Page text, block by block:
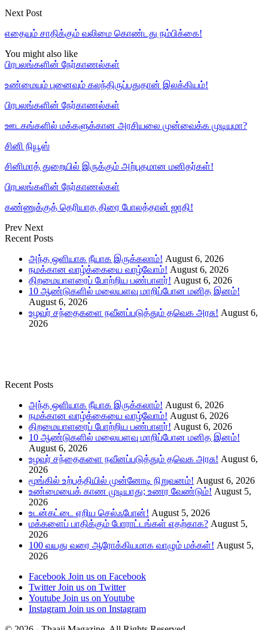
Next Post
எதையும் சாதிக்கும் வலிமை கொண்டது நம்பிக்கை!
You might also like
பிரபலங்களின் நேர்காணல்கள்
உண்மையும் புனைவும் கலந்திருப்பதுதான் இலக்கியம்!
பிரபலங்களின் நேர்காணல்கள்
ஊடகங்களில் மக்களுக்கான அரசியலை முன்வைக்க முடியுமா?
சினி நியூஸ்
சினிமாத் துறையில் இருக்கும் அற்புதமான மனிதர்கள்!
பிரபலங்களின் நேர்காணல்கள்
கண்ணுக்குத் தெரியாத திரை போலத்தான் ஜாதி!
Prev Next
Recent Posts
அந்த ஒளியாக நீயாக இருக்கலாம்! August 6, 2026
நமக்கான வாழ்க்கையை வாழ்வோம்! August 6, 2026
திறமையாளரைப் போற்றிய பண்பாளர்! August 6, 2026
10 ஆண்டுகளில் மலையளவு மாறிப்போன மனித இனம்!
August 6, 2026
உழவர் சந்தைகளை நவீனப்படுத்தும் தவெக அரசு! August 6,
2026
Recent Posts
அந்த ஒளியாக நீயாக இருக்கலாம்! August 6, 2026
நமக்கான வாழ்க்கையை வாழ்வோம்! August 6, 2026
திறமையாளரைப் போற்றிய பண்பாளர்! August 6, 2026
10 ஆண்டுகளில் மலையளவு மாறிப்போன மனித இனம்!
August 6, 2026
உழவர் சந்தைகளை நவீனப்படுத்தும் தவெக அரசு! August 6,
2026
மூங்கில் உற்பத்தியில் முன்னோடி நிறுவனம்! August 6, 2026
உண்மையைக் காண முடியாது; உணர வேண்டும்! August 5,
2026
உடன்கட்டை ஏறிய செல்ஃபோன்! August 5, 2026
மக்களைப் பாதிக்கும் போராட்டங்கள் எதற்காக? August 5,
2026
100 வயது வரை ஆரோக்கியமாக வாழும் மக்கள்! August 5,
2026
Facebook Join us on Facebook
Twitter Join us on Twitter
Youtube Join us on Youtube
Instagram Join us on Instagram